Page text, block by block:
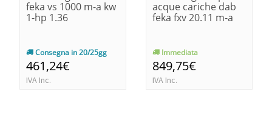
feka vs 1000 m-a kw
1-hp 1.36
Consegna in 20/25gg
461,24€
IVA Inc.
acque cariche dab
feka fxv 20.11 m-a
Immediata
849,75€
IVA Inc.